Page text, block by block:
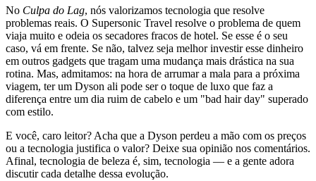
No Culpa do Lag, nós valorizamos tecnologia que resolve
problemas reais. O Supersonic Travel resolve o problema de quem
viaja muito e odeia os secadores fracos de hotel. Se esse é o seu
caso, vá em frente. Se não, talvez seja melhor investir esse dinheiro
em outros gadgets que tragam uma mudança mais drástica na sua
rotina. Mas, admitamos: na hora de arrumar a mala para a próxima
viagem, ter um Dyson ali pode ser o toque de luxo que faz a
diferença entre um dia ruim de cabelo e um "bad hair day" superado
com estilo.
E você, caro leitor? Acha que a Dyson perdeu a mão com os preços
ou a tecnologia justifica o valor? Deixe sua opinião nos comentários.
Afinal, tecnologia de beleza é, sim, tecnologia — e a gente adora
discutir cada detalhe dessa evolução.